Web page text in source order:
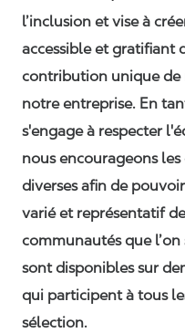
l’inclusion et vise à
accessible et gratifiant
contribution unique de
notre entreprise. En
s'engage à respecter
nous encourageons
diverses afin de
varié et représentatif
communautés que
sont disponibles sur
qui participent à tous
sélection.